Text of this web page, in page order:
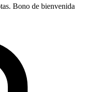
Bono de bienvenida